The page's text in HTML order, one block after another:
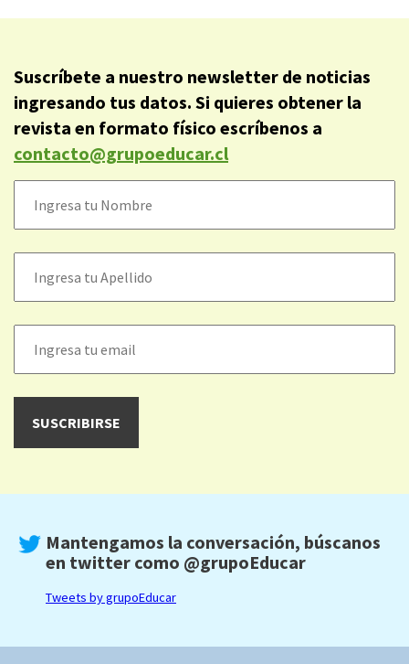
Suscríbete a nuestro newsletter de noticias
ingresando tus datos. Si quieres obtener la
revista en formato físico escríbenos a
contacto@grupoeducar.cl
Mantengamos la conversación, búscanos
en twitter como @grupoEducar
Tweets by grupoEducar